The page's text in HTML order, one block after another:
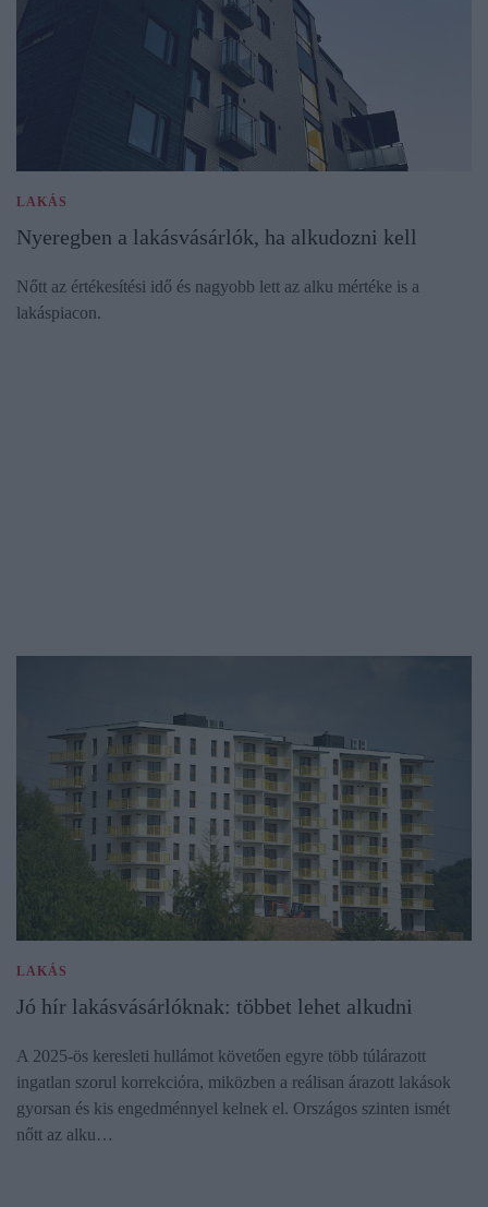
LAKÁS
Nyeregben a lakásvásárlók, ha alkudozni kell
Nőtt az értékesítési idő és nagyobb lett az alku mértéke is a
lakáspiacon.
LAKÁS
Jó hír lakásvásárlóknak: többet lehet alkudni
A 2025-ös keresleti hullámot követően egyre több túlárazott
ingatlan szorul korrekcióra, miközben a reálisan árazott lakások
gyorsan és kis engedménnyel kelnek el. Országos szinten ismét
nőtt az alku…